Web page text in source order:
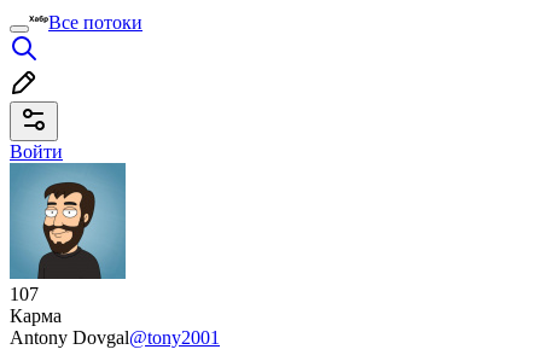
Все потоки
Войти
107
Карма
Antony Dovgal@tony2001